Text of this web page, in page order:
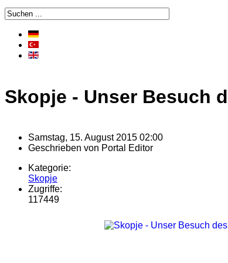
Skopje - Unser Besuch
Samstag, 15. August 2015 02:00
Geschrieben von Portal Editor
Kategorie:
Skopje
Zugriffe:
117449